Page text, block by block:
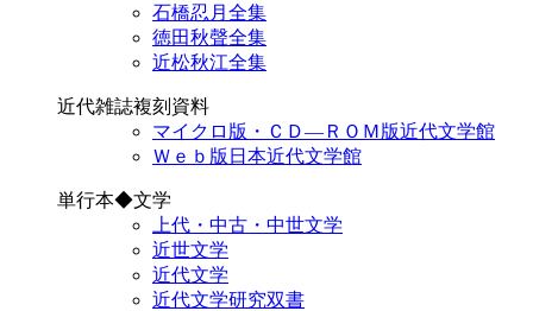
石橋忍月全集
徳田秋聲全集
近松秋江全集
近代雑誌複刻資料
マイクロ版・ＣＤ―ＲＯＭ版近代文学館
Ｗｅｂ版日本近代文学館
単行本◆文学
上代・中古・中世文学
近世文学
近代文学
近代文学研究双書